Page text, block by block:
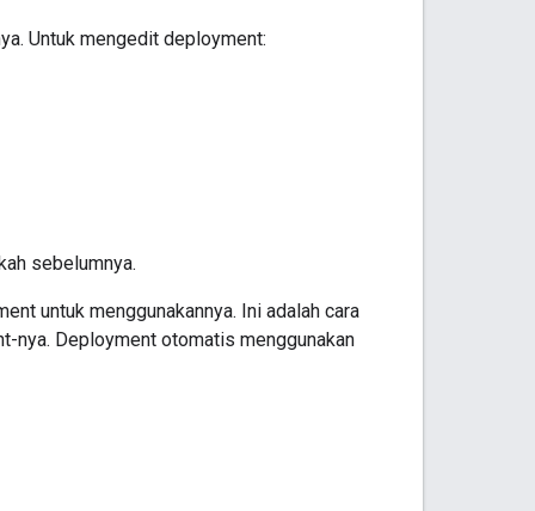
Untuk mengedit deployment:
sebelumnya.
untuk menggunakannya. Ini adalah cara
nya. Deployment otomatis menggunakan